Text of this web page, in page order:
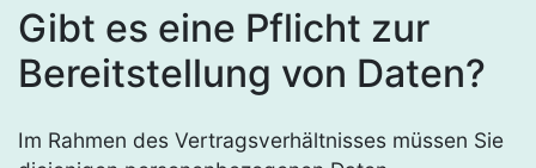
Gibt es eine Pflicht zur
Bereitstellung von Daten?
Im Rahmen des Vertragsverhältnisses müssen Sie